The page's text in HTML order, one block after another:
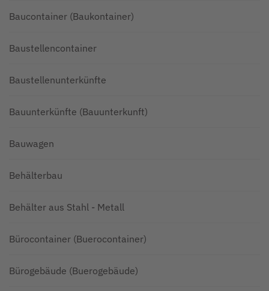
Baucontainer (Baukontainer)
Baustellencontainer
Baustellenunterkünfte
Bauunterkünfte (Bauunterkunft)
Bauwagen
Behälterbau
Behälter aus Stahl - Metall
Bürocontainer (Buerocontainer)
Bürogebäude (Buerogebäude)